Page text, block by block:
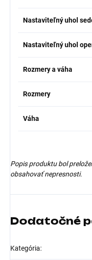
Nastaviteľný uhol
Nastaviteľný uhol
Rozmery a váha
Rozmery
Váha
Popis produktu bol
obsahovať nepresnosti.
Dodatočné
Kategória: